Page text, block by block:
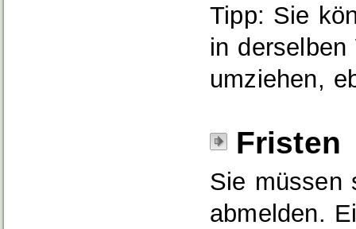
Tipp: Sie
in derselben
umziehen,
Fristen
Sie müssen
abmelden.